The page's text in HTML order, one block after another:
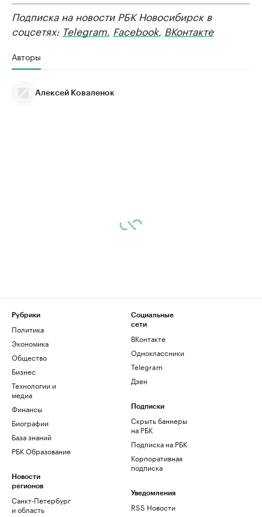
Подписка на новости РБК Новосибирск в
соцсетях: Telegram Facebook, ВКонтакте
Авторы
Алексей Коваленок
Рубрики
Политика
Экономика
Общество
Бизнес
Технологии и
медиа
Финансы
Биографии
База знаний
РБК Образование
Новости
регионов
Санкт-Петербург
и область
Социальные
сети
ВКонтакте
Одноклассники
Telegram
Дзен
Подписки
Скрыть баннеры
на РБК
Подписка на РБК
Корпоративная
подписка
Уведомления
RSS Новости